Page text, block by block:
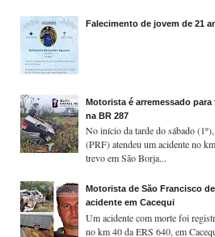
Falecimento de jovem de 21
Motorista é arremessado
na BR 287
No início da tarde do sábado
(PRF) atendeu um acidente no
trevo em São Borja...
Motorista de São Francisco
acidente em Cacequi
Um acidente com morte foi
no km 40 da ERS 640, em